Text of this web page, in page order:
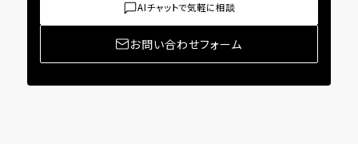
AIチャットで気軽に相談
お問い合わせフォーム